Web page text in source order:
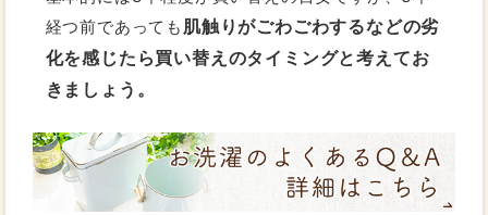
経つ前であっても 肌触りがごわごわするなどの劣
化を感じたら買い替えのタイミングと考えてお
きましょう。